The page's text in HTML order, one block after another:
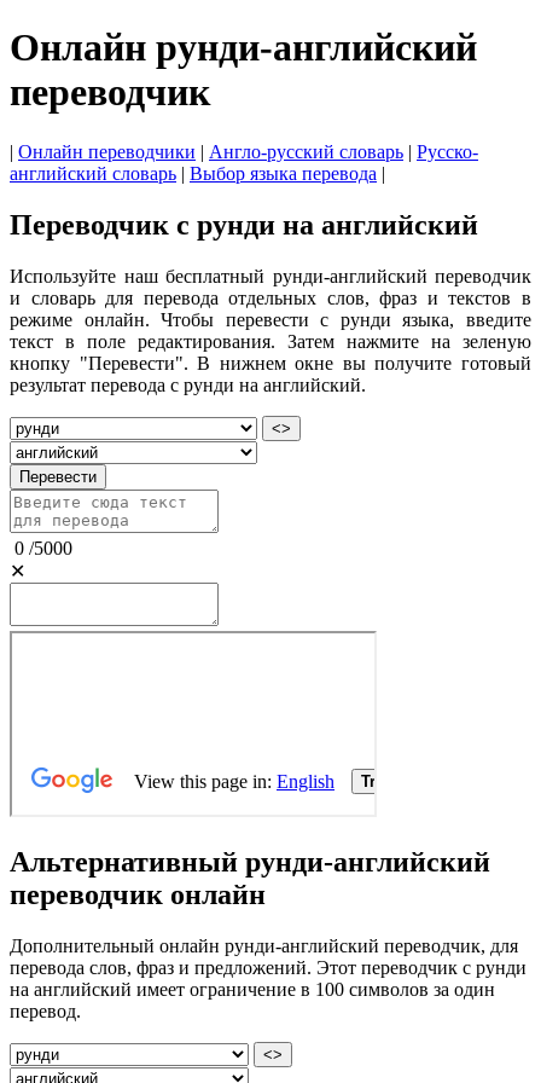
Онлайн рунди-английский
переводчик
| Онлайн переводчики | Англо-русский словарь | Русско-
английский словарь | Выбор языка перевода |
Переводчик с рунди на английский
Используйте наш бесплатный рунди-английский переводчик
и словарь для перевода отдельных слов, фраз и текстов в
режиме онлайн. Чтобы перевести с рунди языка, введите
текст в поле редактирования. Затем нажмите на зеленую
кнопку "Перевести". В нижнем окне вы получите готовый
результат перевода с рунди на английский.
<>
Перевести
0 /5000
✕
Альтернативный рунди-английский
переводчик онлайн
Дополнительный онлайн рунди-английский переводчик, для
перевода слов, фраз и предложений. Этот переводчик с рунди
на английский имеет ограничение в 100 символов за один
перевод.
<>